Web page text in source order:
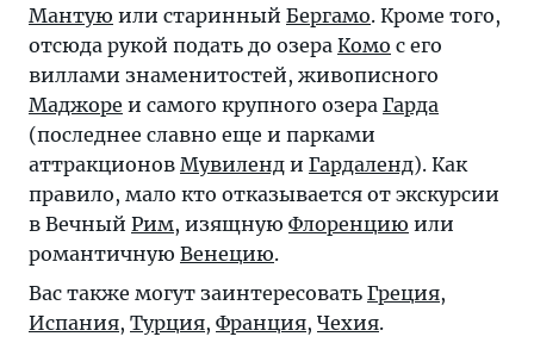
Мантую или старинный Бергамо. Кроме того,
отсюда рукой подать до озера Комо с его
виллами знаменитостей, живописного
Маджоре и самого крупного озера Гарда
(последнее славно еще и парками
аттракционов Мувиленд и Гардаленд). Как
правило, мало кто отказывается от экскурсии
в Вечный Рим, изящную Флоренцию или
романтичную Венецию.
Вас также могут заинтересовать Греция,
Испания, Турция, Франция, Чехия.